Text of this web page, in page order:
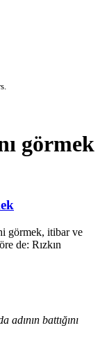
görmek
görmek, itibar ve
de: Rızkın
adının battığını